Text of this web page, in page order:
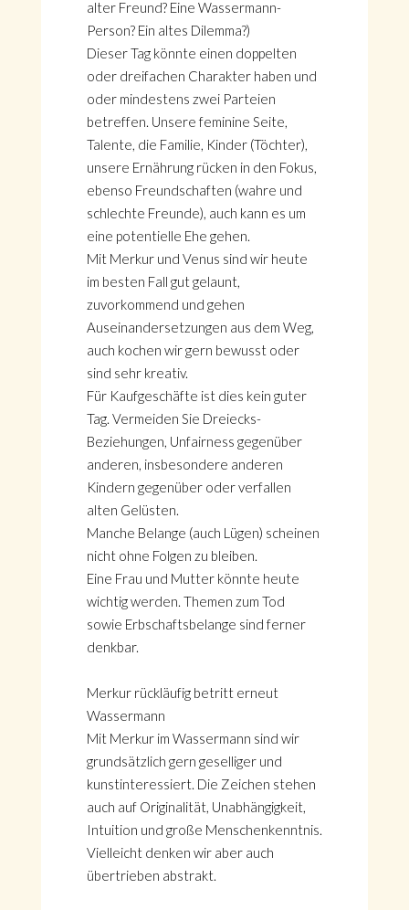
alter Freund? Eine Wassermann-
Person? Ein altes Dilemma?)
Dieser Tag könnte einen doppelten
oder dreifachen Charakter haben und
oder mindestens zwei Parteien
betreffen. Unsere feminine Seite,
Talente, die Familie, Kinder (Töchter),
unsere Ernährung rücken in den Fokus,
ebenso Freundschaften (wahre und
schlechte Freunde), auch kann es um
eine potentielle Ehe gehen.
Mit Merkur und Venus sind wir heute
im besten Fall gut gelaunt,
zuvorkommend und gehen
Auseinandersetzungen aus dem Weg,
auch kochen wir gern bewusst oder
sind sehr kreativ.
Für Kaufgeschäfte ist dies kein guter
Tag. Vermeiden Sie Dreiecks-
Beziehungen, Unfairness gegenüber
anderen, insbesondere anderen
Kindern gegenüber oder verfallen
alten Gelüsten.
Manche Belange (auch Lügen) scheinen
nicht ohne Folgen zu bleiben.
Eine Frau und Mutter könnte heute
wichtig werden. Themen zum Tod
sowie Erbschaftsbelange sind ferner
denkbar.
Merkur rückläufig betritt erneut
Wassermann
Mit Merkur im Wassermann sind wir
grundsätzlich gern geselliger und
kunstinteressiert. Die Zeichen stehen
auch auf Originalität, Unabhängigkeit,
Intuition und große Menschenkenntnis.
Vielleicht denken wir aber auch
übertrieben abstrakt.